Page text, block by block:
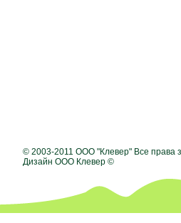
© 2003-2011 ООО "Клевер" Все права
Дизайн ООО Клевер ©